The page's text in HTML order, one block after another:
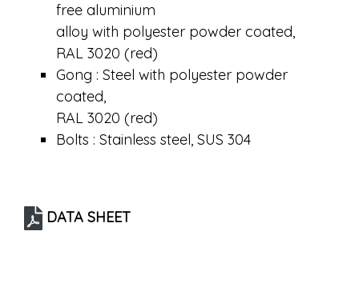
free aluminium
alloy with polyester powder coated,
RAL 3020 (red)
Gong : Steel with polyester powder
coated,
RAL 3020 (red)
Bolts : Stainless steel, SUS 304
DATA SHEET